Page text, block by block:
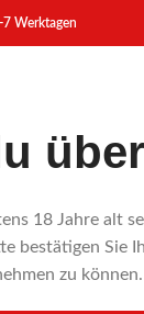
18 Jahre alt
bestätigen Sie
zu können.
Werktagen